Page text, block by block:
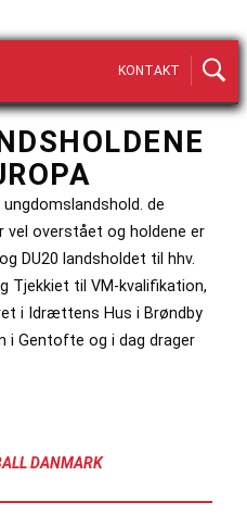
KONTAKT
de
vel overstået og holdene er
DU20 landsholdet til hhv.
Tjekkiet til VM-kvalifikation,
i Idrættens Hus i Brøndby
i Gentofte og i dag drager
DANMARK